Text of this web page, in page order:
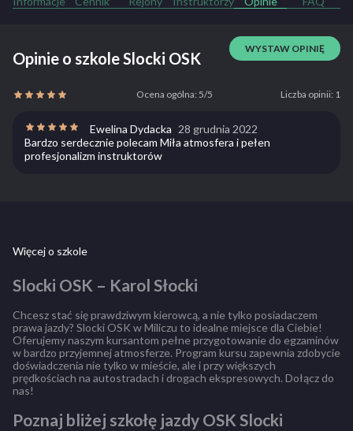
Opinie o szkole Slocki OSK
WYSTAW OPINIĘ
Ocena ogólna: 5/5 Liczba opinii: 1
Ewelina Dydacka 28 grudnia 2022
Bardzo serdecznie polecam Miła atmosfera i pełen
profesjonalizm instruktorów
Więcej o szkole
Slocki OSK – Karol Słocki
Chcesz stać się prawdziwym kierowcą, a nie tylko posiadaczem
prawa jazdy? Slocki OSK w Miliczu to idealne miejsce dla Ciebie!
Oferujemy naszym kursantom pełne przygotowanie do egzaminów
w bardzo przyjemnej atmosferze. Program kursu zapewnia zdobycie
doświadczenia nie tylko w mieście, ale i przy większych
prędkościach na autostradach i drogach ekspresowych. Dołącz do
nas!
Poznaj bliżej szkołę jazdy OSK Slocki